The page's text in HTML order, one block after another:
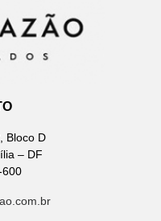
Bloco D
– DF
600